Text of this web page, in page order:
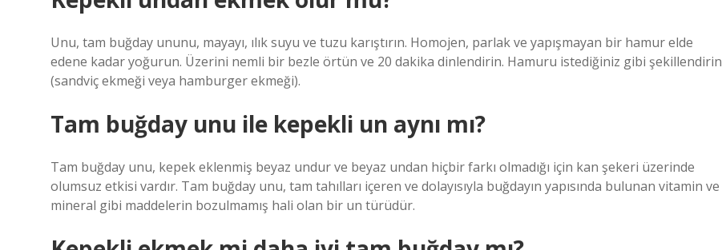
Unu, tam buğday ununu, mayayı, ılık suyu ve tuzu karıştırın. Homojen, parlak ve yapışmayan bir hamur elde
edene kadar yoğurun. Üzerini nemli bir bezle örtün ve 20 dakika dinlendirin. Hamuru istediğiniz gibi şekillendirin
(sandviç ekmeği veya hamburger ekmeği).
Tam buğday unu ile kepekli un aynı mı?
Tam buğday unu, kepek eklenmiş beyaz undur ve beyaz undan hiçbir farkı olmadığı için kan şekeri üzerinde
olumsuz etkisi vardır. Tam buğday unu, tam tahılları içeren ve dolayısıyla buğdayın yapısında bulunan vitamin ve
mineral gibi maddelerin bozulmamış hali olan bir un türüdür.